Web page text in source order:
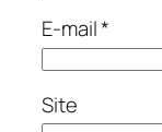
E-mail*
Site